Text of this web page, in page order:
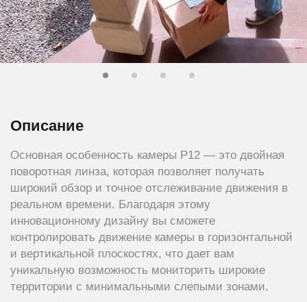
Описание
Основная особенность камеры P12 — это двойная
поворотная линза, которая позволяет получать
широкий обзор и точное отслеживание движения в
реальном времени. Благодаря этому
инновационному дизайну вы сможете
контролировать движение камеры в горизонтальной
и вертикальной плоскостях, что дает вам
уникальную возможность мониторить широкие
территории с минимальными слепыми зонами.